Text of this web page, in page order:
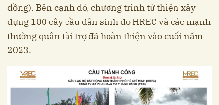
đồng). Bên cạnh đó, chương trình từ thiện xây
dựng 100 cây cầu dân sinh do HREC và các mạnh
thường quân tài trợ đã hoàn thiện vào cuối năm
2023.